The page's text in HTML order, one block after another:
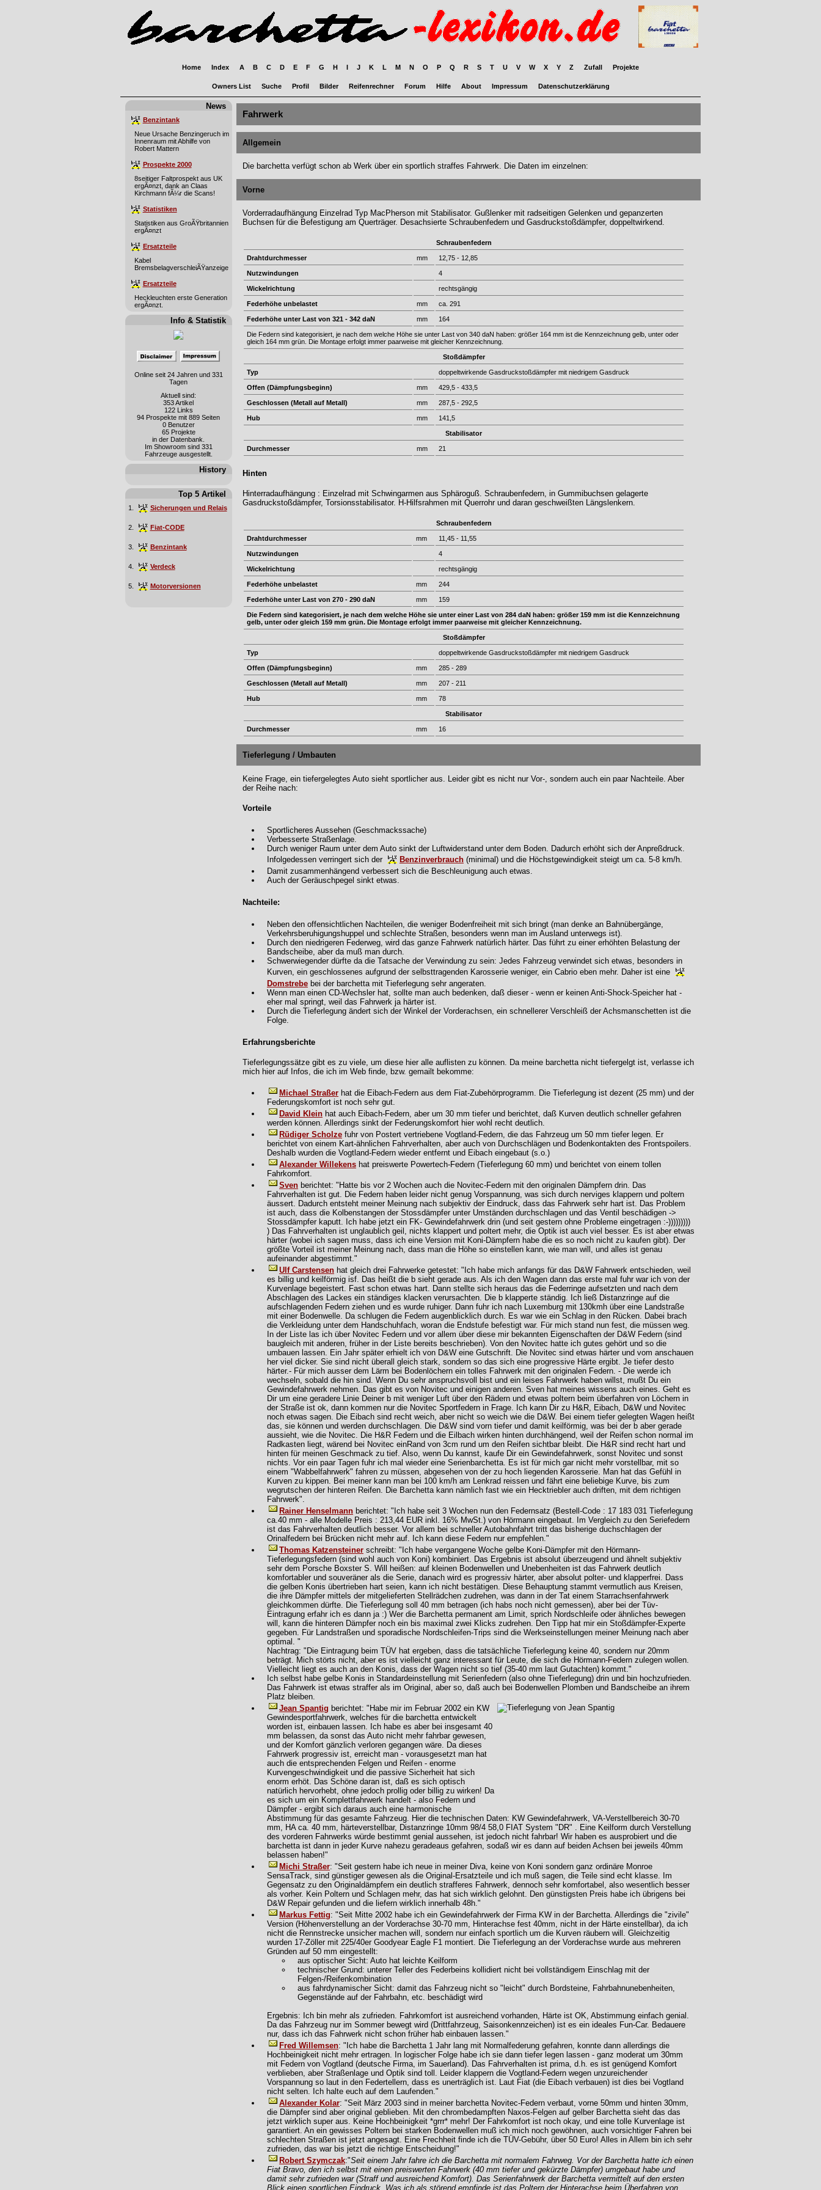
Home Index A B C D E F G H I J K L M N O P Q R S T U V W X Y Z Zufall Projekte
Owners List Suche Profil Bilder Reifenrechner Forum Hilfe About Impressum Datenschutzerklärung
News
Benzintank
Neue Ursache Benzingeruch im
Innenraum mit Abhilfe von
Robert Mattern
Prospekte 2000
8seitiger Faltprospekt aus UK
ergÃ¤nzt, dank an Claas
Kirchmann fÃ¼r die Scans!
Statistiken
Statistiken aus GroÃŸbritannien
ergÃ¤nzt
Ersatzteile
Kabel
BremsbelagverschleiÃŸanzeige
Ersatzteile
Heckleuchten erste Generation
ergÃ¤nzt.
Info & Statistik
Online seit 24 Jahren und 331
Tagen
Aktuell sind:
353 Artikel
122 Links
94 Prospekte mit 889 Seiten
0 Benutzer
65 Projekte
in der Datenbank.
Im Showroom sind 331
Fahrzeuge ausgestellt.
History
Top 5 Artikel
1. Sicherungen und Relais
2. Fiat-CODE
3. Benzintank
4. Verdeck
5. Motorversionen
Fahrwerk
Allgemein
Die barchetta verfügt schon ab Werk über ein sportlich straffes Fahrwerk. Die Daten im einzelnen:
Vorne
Vorderradaufhängung Einzelrad Typ MacPherson mit Stabilisator. Gußlenker mit radseitigen Gelenken und gepanzerten
Buchsen für die Befestigung am Querträger. Desachsierte Schraubenfedern und Gasdruckstoßdämpfer, doppeltwirkend.
Schraubenfedern
Drahtdurchmesser mm 12,75 - 12,85
Nutzwindungen 4
Wickelrichtung rechtsgängig
Federhöhe unbelastet mm ca. 291
Federhöhe unter Last von 321 - 342 daN mm 164
Die Federn sind kategorisiert, je nach dem welche Höhe sie unter Last von 340 daN haben: größer 164 mm ist die Kennzeichnung gelb, unter oder
gleich 164 mm grün. Die Montage erfolgt immer paarweise mit gleicher Kennzeichnung.
Stoßdämpfer
Typ doppeltwirkende Gasdruckstoßdämpfer mit niedrigem Gasdruck
Offen (Dämpfungsbeginn) mm 429,5 - 433,5
Geschlossen (Metall auf Metall) mm 287,5 - 292,5
Hub mm 141,5
Stabilisator
Durchmesser mm 21
Hinten
Hinterradaufhängung : Einzelrad mit Schwingarmen aus Sphäroguß. Schraubenfedern, in Gummibuchsen gelagerte
Gasdruckstoßdämpfer, Torsionsstabilisator. H-Hilfsrahmen mit Querrohr und daran geschweißten Längslenkern.
Schraubenfedern
Drahtdurchmesser mm 11,45 - 11,55
Nutzwindungen 4
Wickelrichtung rechtsgängig
Federhöhe unbelastet mm 244
Federhöhe unter Last von 270 - 290 daN mm 159
Die Federn sind kategorisiert, je nach dem welche Höhe sie unter einer Last von 284 daN haben: größer 159 mm ist die Kennzeichnung
gelb, unter oder gleich 159 mm grün. Die Montage erfolgt immer paarweise mit gleicher Kennzeichnung.
Stoßdämpfer
Typ doppeltwirkende Gasdruckstoßdämpfer mit niedrigem Gasdruck
Offen (Dämpfungsbeginn) mm 285 - 289
Geschlossen (Metall auf Metall) mm 207 - 211
Hub mm 78
Stabilisator
Durchmesser mm 16
Tieferlegung / Umbauten
Keine Frage, ein tiefergelegtes Auto sieht sportlicher aus. Leider gibt es nicht nur Vor-, sondern auch ein paar Nachteile. Aber
der Reihe nach:
Vorteile
Sportlicheres Aussehen (Geschmackssache)
Verbesserte Straßenlage.
Durch weniger Raum unter dem Auto sinkt der Luftwiderstand unter dem Boden. Dadurch erhöht sich der Anpreßdruck.
Infolgedessen verringert sich der
Benzinverbrauch (minimal) und die Höchstgewindigkeit steigt um ca. 5-8 km/h.
Damit zusammenhängend verbessert sich die Beschleunigung auch etwas.
Auch der Geräuschpegel sinkt etwas.
Nachteile:
Neben den offensichtlichen Nachteilen, die weniger Bodenfreiheit mit sich bringt (man denke an Bahnübergänge,
Verkehrsberuhigungshuppel und schlechte Straßen, besonders wenn man im Ausland unterwegs ist).
Durch den niedrigeren Federweg, wird das ganze Fahrwerk natürlich härter. Das führt zu einer erhöhten Belastung der
Bandscheibe, aber da muß man durch.
Schwerwiegender dürfte da die Tatsache der Verwindung zu sein: Jedes Fahrzeug verwindet sich etwas, besonders in
Kurven, ein geschlossenes aufgrund der selbsttragenden Karosserie weniger, ein Cabrio eben mehr. Daher ist eine
Domstrebe bei der barchetta mit Tieferlegung sehr angeraten.
Wenn man einen CD-Wechsler hat, sollte man auch bedenken, daß dieser - wenn er keinen Anti-Shock-Speicher hat -
eher mal springt, weil das Fahrwerk ja härter ist.
Durch die Tieferlegung ändert sich der Winkel der Vorderachsen, ein schnellerer Verschleiß der Achsmanschetten ist die
Folge.
Erfahrungsberichte
Tieferlegungssätze gibt es zu viele, um diese hier alle auflisten zu können. Da meine barchetta nicht tiefergelgt ist, verlasse ich
mich hier auf Infos, die ich im Web finde, bzw. gemailt bekomme:
Michael Straßer hat die Eibach-Federn aus dem Fiat-Zubehörprogramm. Die Tieferlegung ist dezent (25 mm) und der
Federungskomfort ist noch sehr gut.
David Klein hat auch Eibach-Federn, aber um 30 mm tiefer und berichtet, daß Kurven deutlich schneller gefahren
werden können. Allerdings sinkt der Federungskomfort hier wohl recht deutlich.
Rüdiger Scholze fuhr von Postert vertriebene Vogtland-Federn, die das Fahrzeug um 50 mm tiefer legen. Er
berichtet von einem Kart-ähnlichen Fahrverhalten, aber auch von Durchschlägen und Bodenkontakten des Frontspoilers.
Deshalb wurden die Vogtland-Federn wieder entfernt und Eibach eingebaut (s.o.)
Alexander Willekens hat preiswerte Powertech-Federn (Tieferlegung 60 mm) und berichtet von einem tollen
Fahrkomfort.
Sven berichtet: "Hatte bis vor 2 Wochen auch die Novitec-Federn mit den originalen Dämpfern drin. Das
Fahrverhalten ist gut. Die Federn haben leider nicht genug Vorspannung, was sich durch nerviges klappern und poltern
äussert. Dadurch entsteht meiner Meinung nach subjektiv der Eindruck, dass das Fahrwerk sehr hart ist. Das Problem
ist auch, dass die Kolbenstangen der Stossdämpfer unter Umständen durchschlagen und das Ventil beschädigen ->
Stossdämpfer kaputt. Ich habe jetzt ein FK- Gewindefahrwerk drin (und seit gestern ohne Probleme eingetragen :-)))))))))
) Das Fahrverhalten ist unglaublich geil, nichts klappert und poltert mehr, die Optik ist auch viel besser. Es ist aber etwas
härter (wobei ich sagen muss, dass ich eine Version mit Koni-Dämpfern habe die es so noch nicht zu kaufen gibt). Der
größte Vorteil ist meiner Meinung nach, dass man die Höhe so einstellen kann, wie man will, und alles ist genau
aufeinander abgestimmt."
Ulf Carstensen hat gleich drei Fahrwerke getestet: "Ich habe mich anfangs für das D&W Fahrwerk entschieden, weil
es billig und keilförmig isf. Das heißt die b sieht gerade aus. Als ich den Wagen dann das erste mal fuhr war ich von der
Kurvenlage begeistert. Fast schon etwas hart. Dann stellte sich heraus das die Federringe aufsetzten und nach dem
Abschlagen des Lackes ein ständiges klacken verursachten. Die b klapperte ständig. Ich ließ Distanzringe auf die
aufschlagenden Federn ziehen und es wurde ruhiger. Dann fuhr ich nach Luxemburg mit 130kmh über eine Landstraße
mit einer Bodenwelle. Da schlugen die Federn augenblicklich durch. Es war wie ein Schlag in den Rücken. Dabei brach
die Verkleidung unter dem Handschuhfach, woran die Endstufe befestigt war. Für mich stand nun fest, die müssen weg.
In der Liste las ich über Novitec Federn und vor allem über diese mir bekannten Eigenschaften der D&W Federn (sind
baugleich mit anderen, früher in der Liste bereits beschrieben). Von den Novitec hatte ich gutes gehört und so die
umbauen lassen. Ein Jahr später erhielt ich von D&W eine Gutschrift. Die Novitec sind etwas härter und vom anschauen
her viel dicker. Sie sind nicht überall gleich stark, sondern so das sich eine progressive Härte ergibt. Je tiefer desto
härter.- Für mich ausser dem Lärm bei Bodenlöchern ein tolles Fahrwerk mit den originalen Federn. - Die werde ich
wechseln, sobald die hin sind. Wenn Du sehr anspruchsvoll bist und ein leises Fahrwerk haben willst, mußt Du ein
Gewindefahrwerk nehmen. Das gibt es von Novitec und einigen anderen. Sven hat meines wissens auch eines. Geht es
Dir um eine geradere Linie Deiner b mit weniger Luft über den Rädern und etwas poltern beim überfahren von Löchern in
der Straße ist ok, dann kommen nur die Novitec Sportfedern in Frage. Ich kann Dir zu H&R, Eibach, D&W und Novitec
noch etwas sagen. Die Eibach sind recht weich, aber nicht so weich wie die D&W. Bei einem tiefer gelegten Wagen heißt
das, sie können und werden durchschlagen. Die D&W sind vorn tiefer und damit keilförmig, was bei der b aber gerade
aussieht, wie die Novitec. Die H&R Federn und die Eilbach wirken hinten durchhängend, weil der Reifen schon normal im
Radkasten liegt, wärend bei Novitec einRand von 3cm rund um den Reifen sichtbar bleibt. Die H&R sind recht hart und
hinten für meinen Geschmack zu tief. Also, wenn Du kannst, kaufe Dir ein Gewindefahrwerk, sonst Novitec und sonst
nichts. Vor ein paar Tagen fuhr ich mal wieder eine Serienbarchetta. Es ist für mich gar nicht mehr vorstellbar, mit so
einem "Wabbelfahrwerk" fahren zu müssen, abgesehen von der zu hoch liegenden Karosserie. Man hat das Gefühl in
Kurven zu kippen. Bei meiner kann man bei 100 km/h am Lenkrad reissen und fährt eine beliebige Kurve, bis zum
wegrutschen der hinteren Reifen. Die Barchetta kann nämlich fast wie ein Hecktriebler auch driften, mit dem richtigen
Fahrwerk".
Rainer Henselmann berichtet: "Ich habe seit 3 Wochen nun den Federnsatz (Bestell-Code : 17 183 031 Tieferlegung
ca.40 mm - alle Modelle Preis : 213,44 EUR inkl. 16% MwSt.) von Hörmann eingebaut. Im Vergleich zu den Seriefedern
ist das Fahrverhalten deutlich besser. Vor allem bei schneller Autobahnfahrt tritt das bisherige duchschlagen der
Orinalfedern bei Brücken nicht mehr auf. Ich kann diese Federn nur empfehlen."
Thomas Katzensteiner schreibt: "Ich habe vergangene Woche gelbe Koni-Dämpfer mit den Hörmann-
Tieferlegungsfedern (sind wohl auch von Koni) kombiniert. Das Ergebnis ist absolut überzeugend und ähnelt subjektiv
sehr dem Porsche Boxster S. Will heißen: auf kleinen Bodenwellen und Unebenheiten ist das Fahrwerk deutlich
komfortabler und souveräner als die Serie, danach wird es progressiv härter, aber absolut polter- und klapperfrei. Dass
die gelben Konis übertrieben hart seien, kann ich nicht bestätigen. Diese Behauptung stammt vermutlich aus Kreisen,
die ihre Dämpfer mittels der mitgelieferten Stellrädchen zudrehen, was dann in der Tat einem Starrachsenfahrwerk
gleichkommen dürfte. Die Tieferlegung soll 40 mm betragen (ich habs noch nicht gemessen), aber bei der Tüv-
Eintragung erfahr ich es dann ja :) Wer die Barchetta permanent am Limit, sprich Nordschleife oder ähnliches bewegen
will, kann die hinteren Dämpfer noch ein bis maximal zwei Klicks zudrehen. Den Tipp hat mir ein Stoßdämpfer-Experte
gegeben. Für Landstraßen und sporadische Nordschleifen-Trips sind die Werkseinstellungen meiner Meinung nach aber
optimal. "
Nachtrag: "Die Eintragung beim TÜV hat ergeben, dass die tatsächliche Tieferlegung keine 40, sondern nur 20mm
beträgt. Mich störts nicht, aber es ist vielleicht ganz interessant für Leute, die sich die Hörmann-Federn zulegen wollen.
Vielleicht liegt es auch an den Konis, dass der Wagen nicht so tief (35-40 mm laut Gutachten) kommt."
Ich selbst habe gelbe Konis in Standardeinstellung mit Serienfedern (also ohne Tieferlegung) drin und bin hochzufrieden.
Das Fahrwerk ist etwas straffer als im Original, aber so, daß auch bei Bodenwellen Plomben und Bandscheibe an ihrem
Platz bleiben.
Jean Spantig berichtet: "Habe mir im Februar 2002 ein KW
Gewindesportfahrwerk, welches für die barchetta entwickelt
worden ist, einbauen lassen. Ich habe es aber bei insgesamt 40
mm belassen, da sonst das Auto nicht mehr fahrbar gewesen,
und der Komfort gänzlich verloren gegangen wäre. Da dieses
Fahrwerk progressiv ist, erreicht man - vorausgesetzt man hat
auch die entsprechenden Felgen und Reifen - enorme
Kurvengeschwindigkeit und die passive Sicherheit hat sich
enorm erhöt. Das Schöne daran ist, daß es sich optisch
natürlich hervorhebt, ohne jedoch prollig oder billig zu wirken! Da
es sich um ein Komplettfahrwerk handelt - also Federn und
Dämpfer - ergibt sich daraus auch eine harmonische
Abstimmung für das gesamte Fahrzeug. Hier die technischen Daten: KW Gewindefahrwerk, VA-Verstellbereich 30-70
mm, HA ca. 40 mm, härteverstellbar, Distanzringe 10mm 98/4 58,0 FIAT System "DR" . Eine Keilform durch Verstellung
des vorderen Fahrwerks würde bestimmt genial aussehen, ist jedoch nicht fahrbar! Wir haben es ausprobiert und die
barchetta ist dann in jeder Kurve nahezu geradeaus gefahren, sodaß wir es dann auf beiden Achsen bei jeweils 40mm
belassen haben!"
Michi Straßer: "Seit gestern habe ich neue in meiner Diva, keine von Koni sondern ganz ordinäre Monroe
SensaTrack, sind günstiger gewesen als die Original-Ersatzteile und ich muß sagen, die Teile sind echt klasse. Im
Gegensatz zu den Originaldämpfern ein deutlich strafferes Fahrwerk, dennoch sehr komfortabel, also wesentlich besser
als vorher. Kein Poltern und Schlagen mehr, das hat sich wirklich gelohnt. Den günstigsten Preis habe ich übrigens bei
D&W Repair gefunden und die liefern wirklich innerhalb 48h."
Markus Fettig: "Seit Mitte 2002 habe ich ein Gewindefahrwerk der Firma KW in der Barchetta. Allerdings die "zivile"
Version (Höhenverstellung an der Vorderachse 30-70 mm, Hinterachse fest 40mm, nicht in der Härte einstellbar), da ich
nicht die Rennstrecke unsicher machen will, sondern nur einfach sportlich um die Kurven räubern will. Gleichzeitig
wurden 17-Zöller mit 225/40er Goodyear Eagle F1 montiert. Die Tieferlegung an der Vorderachse wurde aus mehreren
Gründen auf 50 mm eingestellt:
aus optischer Sicht: Auto hat leichte Keilform
technischer Grund: unterer Teller des Federbeins kollidiert nicht bei vollständigem Einschlag mit der
Felgen-/Reifenkombination
aus fahrdynamischer Sicht: damit das Fahrzeug nicht so "leicht" durch Bordsteine, Fahrbahnunebenheiten,
Gegenstände auf der Fahrbahn, etc. beschädigt wird
Ergebnis: Ich bin mehr als zufrieden. Fahrkomfort ist ausreichend vorhanden, Härte ist OK, Abstimmung einfach genial.
Da das Fahrzeug nur im Sommer bewegt wird (Drittfahrzeug, Saisonkennzeichen) ist es ein ideales Fun-Car. Bedauere
nur, dass ich das Fahrwerk nicht schon früher hab einbauen lassen."
Fred Willemsen: "Ich habe die Barchetta 1 Jahr lang mit Normalfederung gefahren, konnte dann allerdings die
Hochbeinigkeit nicht mehr ertragen. In logischer Folge habe ich sie dann tiefer legen lassen - ganz moderat um 30mm
mit Federn von Vogtland (deutsche Firma, im Sauerland). Das Fahrverhalten ist prima, d.h. es ist genügend Komfort
verblieben, aber Straßenlage und Optik sind toll. Leider klappern die Vogtland-Federn wegen unzureichender
Vorspannung so laut in den Federtellern, dass es unerträglich ist. Laut Fiat (die Eibach verbauen) ist dies bei Vogtland
nicht selten. Ich halte euch auf dem Laufenden."
Alexander Kolar: "Seit März 2003 sind in meiner barchetta Novitec-Federn verbaut, vorne 50mm und hinten 30mm,
die Dämpfer sind aber original geblieben. Mit den chrombedampften Naxos-Felgen auf gelber Barchetta sieht das das
jetzt wirklich super aus. Keine Hochbeinigkeit *grrr* mehr! Der Fahrkomfort ist noch okay, und eine tolle Kurvenlage ist
garantiert. An ein gewisses Poltern bei starken Bodenwellen muß ich mich noch gewöhnen, auch vorsichtiger Fahren bei
schlechten Straßen ist jetzt angesagt. Eine Frechheit finde ich die TÜV-Gebühr, über 50 Euro! Alles in Allem bin ich sehr
zufrieden, das war bis jetzt die richtige Entscheidung!"
Robert Szymczak:"Seit einem Jahr fahre ich die Barchetta mit normalem Fahrweg. Vor der Barchetta hatte ich einen
Fiat Bravo, den ich selbst mit einen preiswerten Fahrwerk (40 mm tiefer und gekürzte Dämpfer) umgebaut habe und
damit sehr zufrieden war (Straff und ausreichend Komfort). Das Serienfahrwerk der Barchetta vermittelt auf den ersten
Blick einen sportlichen Eindruck. Was ich als störend empfinde ist das Poltern der Hinterachse beim Überfahren von